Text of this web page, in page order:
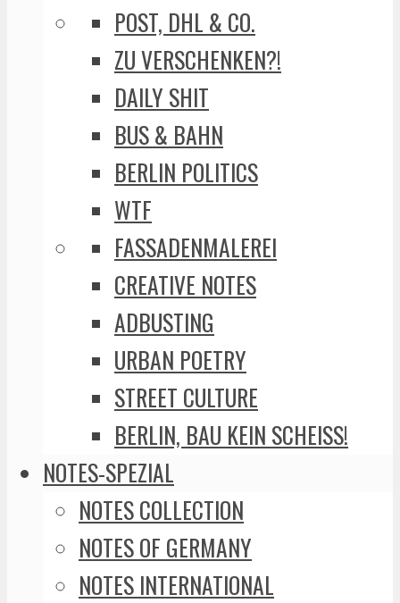
POST, DHL & CO.
ZU VERSCHENKEN?!
DAILY SHIT
BUS & BAHN
BERLIN POLITICS
WTF
FASSADENMALEREI
CREATIVE NOTES
ADBUSTING
URBAN POETRY
STREET CULTURE
BERLIN, BAU KEIN SCHEISS!
NOTES-SPEZIAL
NOTES COLLECTION
NOTES OF GERMANY
NOTES INTERNATIONAL